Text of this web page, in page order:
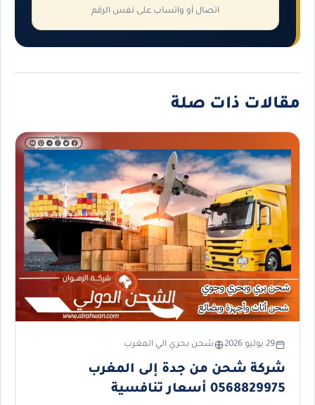
اتصال أو واتساب على نفس الرقم
مقالات ذات صلة
29 يوليو 2026 شحن بحري الي المغرب
شركة شحن من جدة إلى المغرب
0568829975 أسعار تنافسية